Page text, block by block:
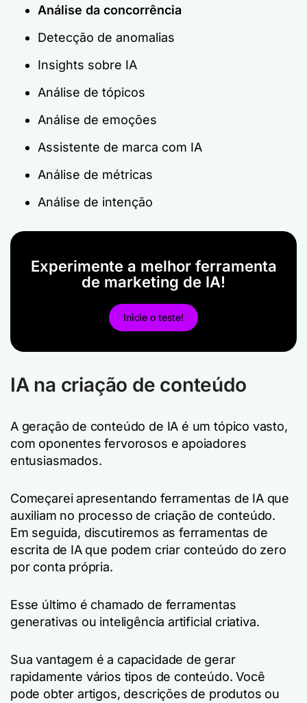
Análise da concorrência
Detecção de anomalias
Insights sobre IA
Análise de tópicos
Análise de emoções
Assistente de marca com IA
Análise de métricas
Análise de intenção
Experimente a melhor ferramenta
de marketing de IA!
Inicie o teste!
IA na criação de conteúdo
A geração de conteúdo de IA é um tópico vasto,
com oponentes fervorosos e apoiadores
entusiasmados.
Começarei apresentando ferramentas de IA que
auxiliam no processo de criação de conteúdo.
Em seguida, discutiremos as ferramentas de
escrita de IA que podem criar conteúdo do zero
por conta própria.
Esse último é chamado de ferramentas
generativas ou inteligência artificial criativa.
Sua vantagem é a capacidade de gerar
rapidamente vários tipos de conteúdo. Você
pode obter artigos, descrições de produtos ou